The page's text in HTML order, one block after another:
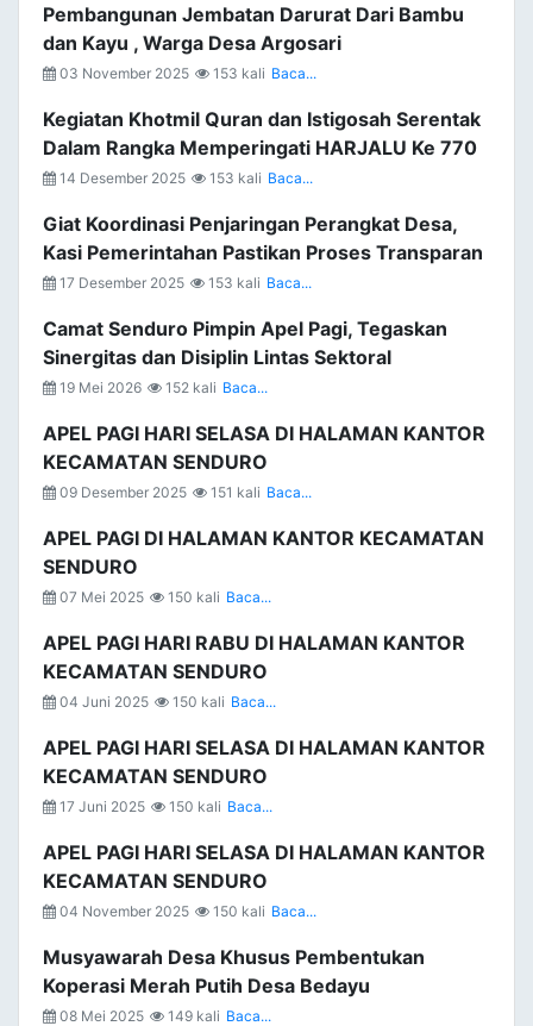
Pembangunan Jembatan Darurat Dari Bambu
dan Kayu , Warga Desa Argosari
03 November 2025 153 kali Baca...
Kegiatan Khotmil Quran dan Istigosah Serentak
Dalam Rangka Memperingati HARJALU Ke 770
14 Desember 2025 153 kali Baca...
Giat Koordinasi Penjaringan Perangkat Desa,
Kasi Pemerintahan Pastikan Proses Transparan
17 Desember 2025 153 kali Baca...
Camat Senduro Pimpin Apel Pagi, Tegaskan
Sinergitas dan Disiplin Lintas Sektoral
19 Mei 2026 152 kali Baca...
APEL PAGI HARI SELASA DI HALAMAN KANTOR
KECAMATAN SENDURO
09 Desember 2025 151 kali Baca...
APEL PAGI DI HALAMAN KANTOR KECAMATAN
SENDURO
07 Mei 2025 150 kali Baca...
APEL PAGI HARI RABU DI HALAMAN KANTOR
KECAMATAN SENDURO
04 Juni 2025 150 kali Baca...
APEL PAGI HARI SELASA DI HALAMAN KANTOR
KECAMATAN SENDURO
17 Juni 2025 150 kali Baca...
APEL PAGI HARI SELASA DI HALAMAN KANTOR
KECAMATAN SENDURO
04 November 2025 150 kali Baca...
Musyawarah Desa Khusus Pembentukan
Koperasi Merah Putih Desa Bedayu
08 Mei 2025 149 kali Baca...